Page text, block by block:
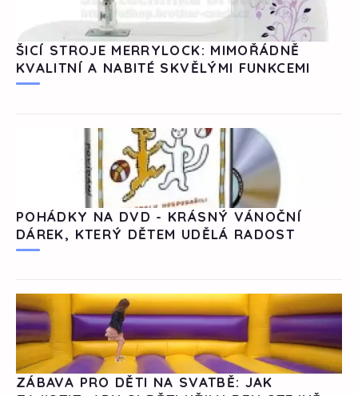
ŠICÍ STROJE MERRYLOCK: MIMOŘÁDNĚ
KVALITNÍ A NABITÉ SKVĚLÝMI FUNKCEMI
POHÁDKY NA DVD - KRÁSNÝ VÁNOČNÍ
DÁREK, KTERÝ DĚTEM UDĚLÁ RADOST
ZÁBAVA PRO DĚTI NA SVATBĚ: JAK